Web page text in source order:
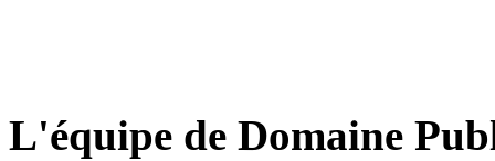
L'équipe de Domaine